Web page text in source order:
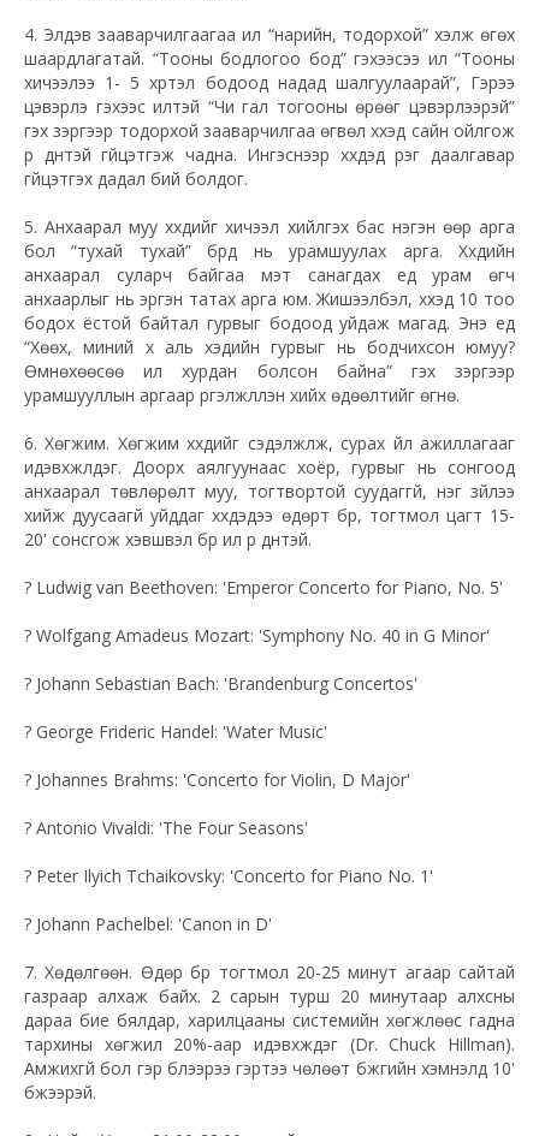
4. Элдэв зааварчилгаагаа илүү “нарийн, тодорхой” хэлж өгөх
шаардлагатай. “Тооны бодлогоо бод” гэхээсээ илүү “Тооны
хичээлээ 1- 5 хүртэл бодоод надад шалгуулаарай”, Гэрээ
цэвэрлэ гэхээс илүүтэй “Чи гал тогооны өрөөг цэвэрлээрэй”
гэх зэргээр тодорхой зааварчилгаа өгвөл хүүхэд сайн ойлгож
үр дүнтэй гүйцэтгэж чадна. Ингэснээр хүүхдэд үүрэг даалгавар
гүйцэтгэх дадал бий болдог.
5. Анхаарал муу хүүхдийг хичээл хийлгэх бас нэгэн өөр арга
бол “тухай тухай” бүрд нь урамшуулах арга. Хүүхдийн
анхаарал суларч байгаа мэт санагдах үед урам өгч
анхаарлыг нь эргэн татах арга юм. Жишээлбэл, хүүхэд 10 тоо
бодох ёстой байтал гурвыг бодоод уйдаж магад. Энэ үед
“Хөөх, миний хүү аль хэдийн гурвыг нь бодчихсон юмуу?
Өмнөхөөсөө илүү хурдан болсон байна” гэх зэргээр
урамшууллын аргаар үргэлжлүүлэн хийх өдөөлтийг өгнө.
6. Хөгжим. Хөгжим хүүхдийг сэдэлжүүлж, сурах үйл ажиллагааг
идэвхжүүлдэг. Доорх аялгуунаас хоёр, гурвыг нь сонгоод
анхаарал төвлөрөлт муу, тогтвортой суудаггүй, нэг зүйлээ
хийж дуусаагүй уйддаг хүүхдэдээ өдөрт бүр, тогтмол цагт 15-
20' сонсгож хэвшвэл бүр илүү үр дүнтэй.
? Ludwig van Beethoven: 'Emperor Concerto for Piano, No. 5'
? Wolfgang Amadeus Mozart: 'Symphony No. 40 in G Minor'
? Johann Sebastian Bach: 'Brandenburg Concertos'
? George Frideric Handel: 'Water Music'
? Johannes Brahms: 'Concerto for Violin, D Major'
? Antonio Vivaldi: 'The Four Seasons'
? Peter Ilyich Tchaikovsky: 'Concerto for Piano No. 1'
? Johann Pachelbel: 'Canon in D'
7. Хөдөлгөөн. Өдөр бүр тогтмол 20-25 минут агаар сайтай
газраар алхаж байх. 2 сарын турш 20 минутаар алхсны
дараа бие бялдар, харилцааны системийн хөгжлөөс гадна
тархины хөгжил 20%-аар идэвхждэг (Dr. Chuck Hillman).
Амжихгүй бол гэр бүлээрээ гэртээ чөлөөт бүжгийн хэмнэлд 10'
бүжээрэй.